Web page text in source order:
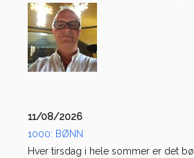
11/08/2026
1000: BØNN
Hver tirsdag i hele sommer er det